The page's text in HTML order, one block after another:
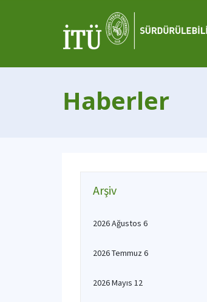
Haberler
Arşiv
2026 Ağustos 6
2026 Temmuz 6
2026 Mayıs 12